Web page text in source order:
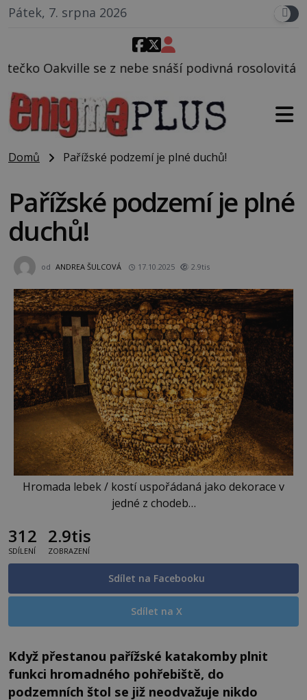
Pátek, 7. srpna 2026
snáší podivná rosolovitá látka neznámého
Domů Pařížské podzemí je plné duchů!
Pařížské podzemí je plné
duchů!
od ANDREA ŠULCOVÁ 17.10.2025 2.9tis
Hromada lebek / kostí uspořádaná jako dekorace v
jedné z chodeb…
312
SDÍLENÍ
2.9tis
ZOBRAZENÍ
Sdílet na Facebooku
Sdílet na X
Když přestanou pařížské katakomby plnit
funkci hromadného pohřebiště, do
podzemních štol se již neodvažuje nikdo